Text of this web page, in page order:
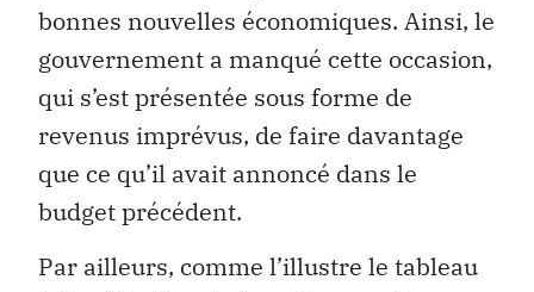
bonnes nouvelles économiques. Ainsi, le
gouvernement a manqué cette occasion,
qui s’est présentée sous forme de
revenus imprévus, de faire davantage
que ce qu’il avait annoncé dans le
budget précédent.
Par ailleurs, comme l’illustre le tableau